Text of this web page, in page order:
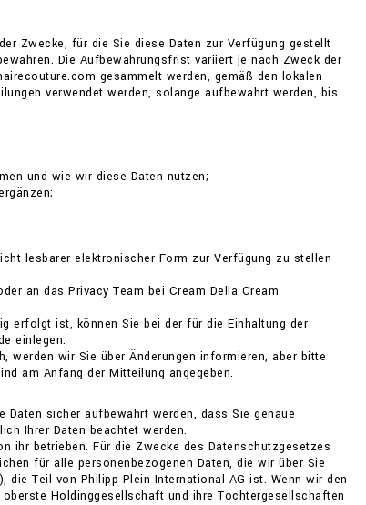
Zwecke, für die Sie diese Daten zur Verfügung gestellt
Die Aufbewahrungsfrist variiert je nach Zweck der
gesammelt werden, gemäß den lokalen
verwendet werden, solange aufbewahrt werden, bis
und wie wir diese Daten nutzen;
lesbarer elektronischer Form zur Verfügung zu stellen
an das Privacy Team bei Cream Della Cream
erfolgt ist, können Sie bei der für die Einhaltung der
einlegen.
werden wir Sie über Änderungen informieren, aber bitte
am Anfang der Mitteilung angegeben.
sicher aufbewahrt werden, dass Sie genaue
Ihrer Daten beachtet werden.
ihr betrieben. Für die Zwecke des Datenschutzgesetzes
für alle personenbezogenen Daten, die wir über Sie
Teil von Philipp Plein International AG ist. Wenn wir den
Holdinggesellschaft und ihre Tochtergesellschaften